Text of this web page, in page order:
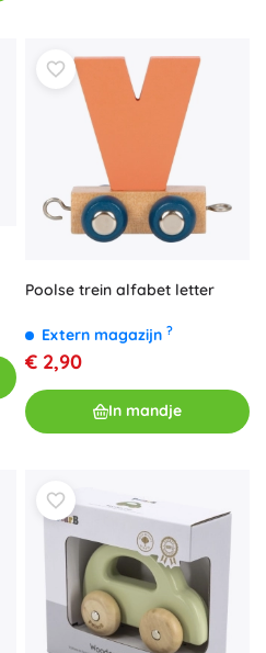
Poolse trein alfabet letter
Extern magazijn ?
€ 2,90
In mandje